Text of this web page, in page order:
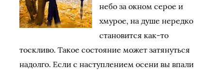
небо за окном серое и
хмурое, на душе нередко
становится как-то
тоскливо. Такое состояние может затянуться
надолго. Если с наступлением осени вы впали